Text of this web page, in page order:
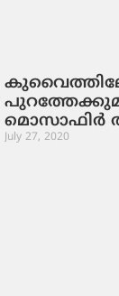
മൊസാഫിർ
July 27, 2020